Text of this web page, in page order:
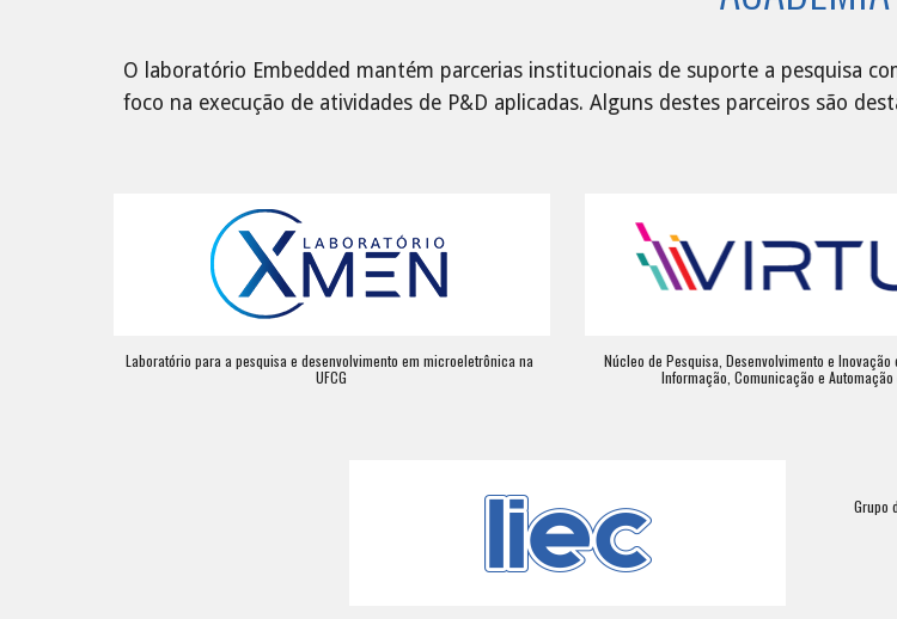
O laboratório Embedded mantém parcerias institucionais de suporte a pesquisa
foco na execução de atividades de P&D aplicadas. Alguns destes parceiros são
Laboratório para a pesquisa e desenvolvimento em microeletrônica na
UFCG
Núcleo de Pesquisa, Desenvolvimento e
Informação, Comunicação e Automação
Grupo